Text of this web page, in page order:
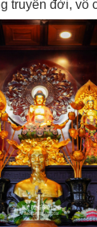
truyền đời, vô